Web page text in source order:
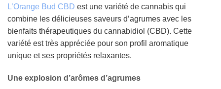
L’Orange Bud CBD est une variété de cannabis qui
combine les délicieuses saveurs d’agrumes avec les
bienfaits thérapeutiques du cannabidiol (CBD). Cette
variété est très appréciée pour son profil aromatique
unique et ses propriétés relaxantes.
Une explosion d’arômes d’agrumes